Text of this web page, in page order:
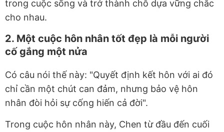
trong cuộc sống và trở thành chỗ dựa vững chắc
cho nhau.
2. Một cuộc hôn nhân tốt đẹp là mỗi người
cố gắng một nửa
Có câu nói thế này: "Quyết định kết hôn với ai đó
chỉ cần một chút can đảm, nhưng bảo vệ hôn
nhân đòi hỏi sự cống hiến cả đời".
Trong cuộc hôn nhân này, Chen từ đầu đến cuối